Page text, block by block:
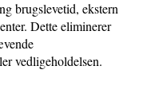
brugslevetid, ekstern
Dette eliminerer
vedligeholdelsen.